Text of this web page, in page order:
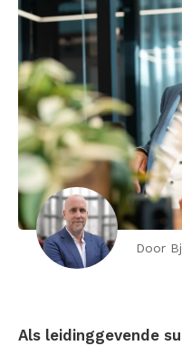
Door
Als leidinggevende